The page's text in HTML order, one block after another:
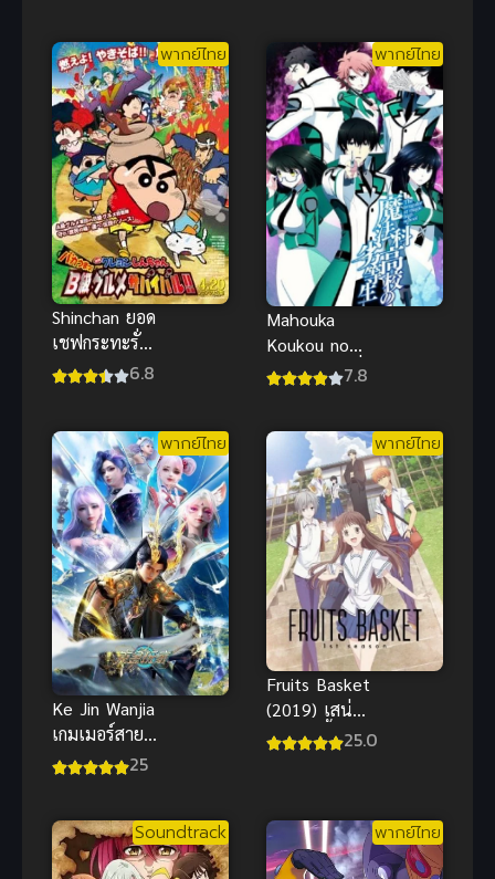
พากย์ไทย
Shinchan ยอด
เชฟกระทะรั่ว
ชินจังเดอะมูฟ
กระจาย
6.8
พากย์ไทย
Mahouka
Koukou no
Rettousei พี่
เวท ภาค 1
7.8
พากย์ไทย
Ke Jin Wanjia
เกมเมอร์สาย
เปย์พิชิตโลก
25
พากย์ไทย
Fruits Basket
(2019) เสน่ห์
สาวข้าวปั้น25.0
Soundtrack พากย์ไทย